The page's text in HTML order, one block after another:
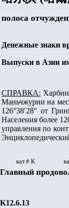
полоса
Денежные знаки
Выпуски в Азии
СПРАВКА:
Маньчжурии на
126°38′28″ от
Населения более
управления по
кат.# К
Главный
K12.6.13